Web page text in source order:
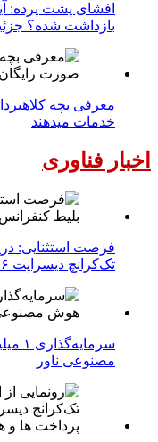
افشای پشت پرده:
بازداشت شده؟
معرفی بچه
خدمات میدهند
اخبار فناوری
تک‌کرانچ دیسراپت ۲۰۲۶
مصنوعی ناور